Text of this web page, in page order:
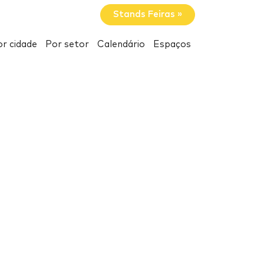
Stands Feiras »
cidade Por setor Calendário Espaços